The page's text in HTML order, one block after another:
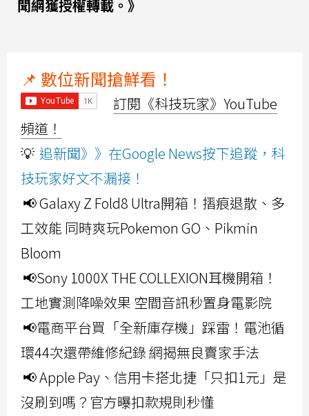
聞網獲授權轉載。》
📌 數位新聞搶鮮看！
訂閱《科技玩家》YouTube
頻道！
💡 追新聞》》在Google News按下追蹤，科
技玩家好文不漏接！
📢 Galaxy Z Fold8 Ultra開箱！摺痕退散、多
工效能 同時爽玩Pokemon GO、Pikmin
Bloom
📢Sony 1000X THE COLLEXION耳機開箱！
工地實測降噪效果 空間音訊秒置身電影院
📢電商平台買「全新庫存機」踩雷！電池循
環44次還帶維修紀錄 網揭無良賣家手法
📢 Apple Pay、信用卡搭北捷「只扣1元」是
沒刷到嗎？官方曝扣款規則秒懂